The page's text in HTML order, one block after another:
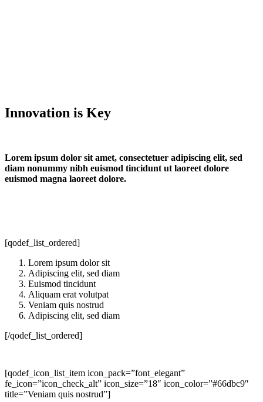
Innovation is Key
Lorem ipsum dolor sit amet, consectetuer adipiscing elit, sed
diam nonummy nibh euismod tincidunt ut laoreet dolore
euismod magna laoreet dolore.
[qodef_list_ordered]
Lorem ipsum dolor sit
Adipiscing elit, sed diam
Euismod tincidunt
Aliquam erat volutpat
Veniam quis nostrud
Adipiscing elit, sed diam
[/qodef_list_ordered]
[qodef_icon_list_item icon_pack=”font_elegant”
fe_icon=”icon_check_alt” icon_size=”18″ icon_color=”#66dbc9″
title=”Veniam quis nostrud”]